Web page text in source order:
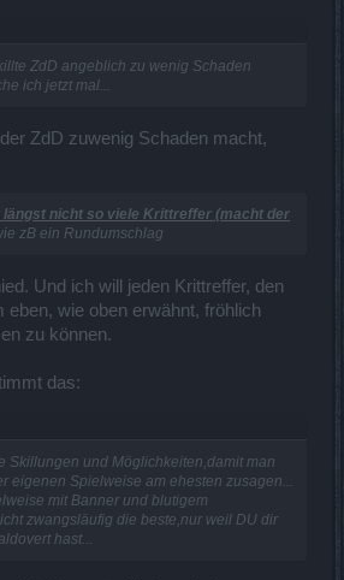
ZdD angeblich zu wenig Schaden
ich jetzt mal...
ZdD zuwenig Schaden macht,
nicht so viele Krittreffer (macht der
zB ein Rundumschlag
Und ich will jeden Krittreffer, den
eben, wie oben erwähnt, fröhlich
zu können.
das:
Skillungen und Möglichkeiten,damit man
eigenen Spielweise am ehesten zusagen...
mit Banner und blutigem
zwangsläufig die beste,nur weil DU dir
hast...